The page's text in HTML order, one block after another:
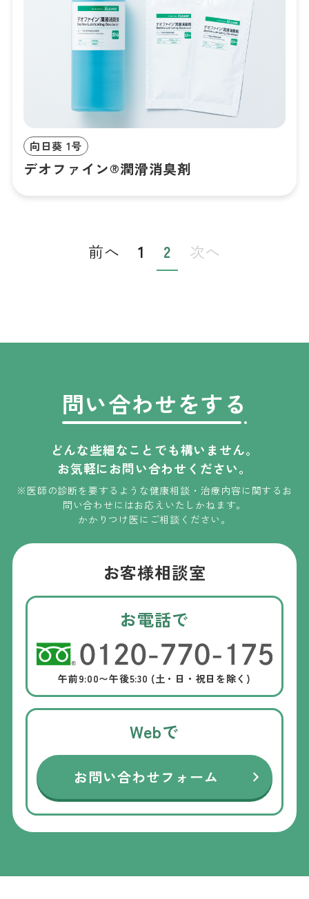
向日葵 1号
デオファイン®潤滑消臭剤
前へ 1 2 次へ
問い合わせをする
どんな些細なことでも構いません。
お気軽にお問い合わせください。
※医師の診断を要するような健康相談・治療内容に関するお
問い合わせにはお応えいたしかねます。
かかりつけ医にご相談ください。
お客様相談室
お電話で
午前9:00〜午後5:30 (土・日・祝日を除く)
Webで
お問い合わせフォーム